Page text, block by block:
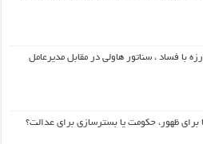
با فساد ، سناتور هاولی در مقابل مدیرعامل
برای ظهور، حکومت یا بسترسازی برای عدالت؟